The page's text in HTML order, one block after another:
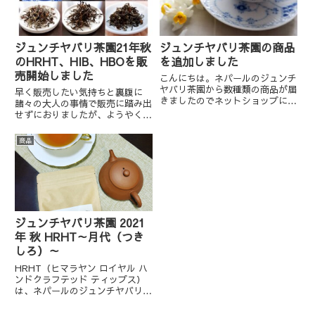
い...
の...
ジュンチヤバリ茶園21年秋
のHRHT、HIB、HBOを販
売開始しました
早く販売したい気持ちと裏腹に
諸々の大人の事情で販売に踏み出
せずにおりましたが、ようやく準
た。・ニルマーネルとしてジュン
チヤバリ茶園のHIB、HBOは初
めての販売になるかと思いま
す。・詳しい説明はBASEのショ
ジュンチヤバリ茶園の商品
を追加しました
こんにちは。ネパールのジュンチ
ヤバリ茶園から数種類の商品が届
きましたのでネットショップにて
商品
ジュンチヤバリ茶園 2021
年 秋 HRHT～月代（つき
しろ）～
HRHT（ヒマラヤン ロイヤル ハ
ンドクラフテッド ティップス）
は、ネパールのジュンチヤバリ茶